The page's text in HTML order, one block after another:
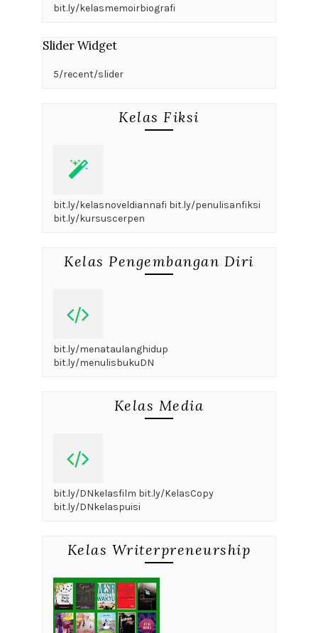
bit.ly/kelasmemoirbiografi
Slider Widget
5/recent/slider
Kelas Fiksi
bit.ly/kelasnoveldiannafi bit.ly/penulisanfiksi
bit.ly/kursuscerpen
Kelas Pengembangan Diri
bit.ly/menataulanghidup
bit.ly/menulisbukuDN
Kelas Media
bit.ly/DNkelasfilm bit.ly/KelasCopy
bit.ly/DNkelaspuisi
Kelas Writerpreneurship